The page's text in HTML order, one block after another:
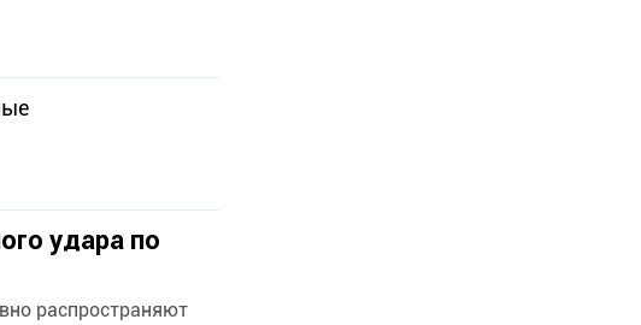
удара по
распространяют